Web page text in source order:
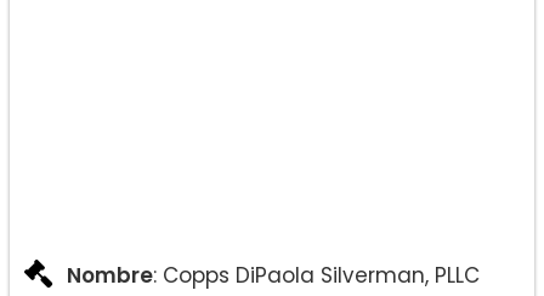
Nombre: Copps DiPaola Silverman, PLLC